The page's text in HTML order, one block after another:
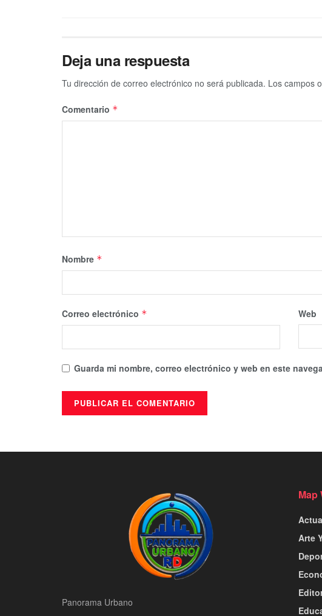
Deja una respuesta
Tu dirección de correo electrónico no será publicada. Los campos
Comentario *
Nombre *
Correo electrónico * Web
Guarda mi nombre, correo electrónico y web en este
Panorama Urbano
Map
Arte